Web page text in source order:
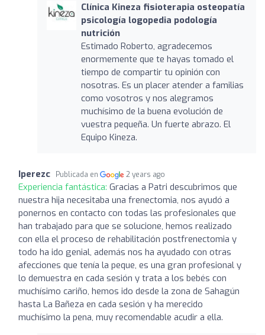
Clínica Kineza fisioterapia osteopatía
psicología logopedia podología
nutrición
Estimado Roberto, agradecemos
enormemente que te hayas tomado el
tiempo de compartir tu opinión con
nosotras. Es un placer atender a familias
como vosotros y nos alegramos
muchísimo de la buena evolución de
vuestra pequeña. Un fuerte abrazo. El
Equipo Kineza.
Iperezc Publicada en 2 years ago
Experiencia fantástica: Gracias a Patri descubrimos que
nuestra hija necesitaba una frenectomia, nos ayudó a
ponernos en contacto con todas las profesionales que
han trabajado para que se solucione, hemos realizado
con ella el proceso de rehabilitación postfrenectomia y
todo ha ido genial, además nos ha ayudado con otras
afecciones que tenía la peque, es una gran profesional y
lo demuestra en cada sesión y trata a los bebés con
muchísimo cariño, hemos ido desde la zona de Sahagún
hasta La Bañeza en cada sesión y ha merecido
muchísimo la pena, muy recomendable acudir a ella.